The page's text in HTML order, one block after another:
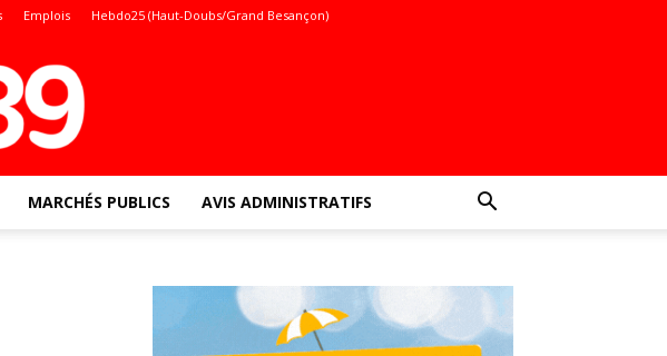
Emplois Hebdo25 (Haut-Doubs/Grand Besançon)
MARCHÉS PUBLICS AVIS ADMINISTRATIFS